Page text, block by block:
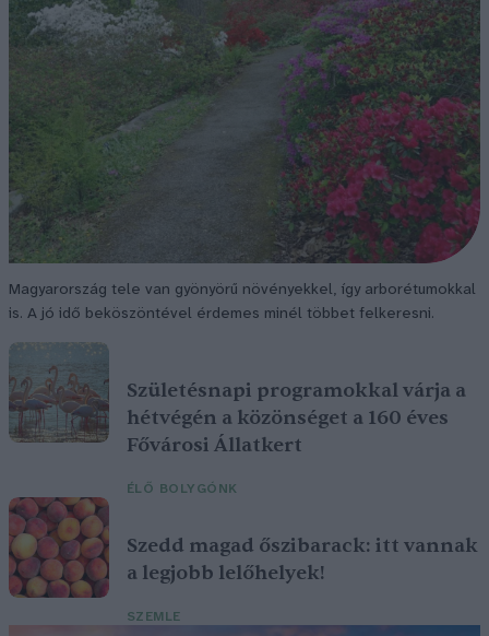
Magyarország tele van gyönyörű növényekkel, így arborétumokkal
is. A jó idő beköszöntével érdemes minél többet felkeresni.
Születésnapi programokkal várja a
hétvégén a közönséget a 160 éves
Fővárosi Állatkert
ÉLŐ BOLYGÓNK
Szedd magad őszibarack: itt vannak
a legjobb lelőhelyek!
SZEMLE